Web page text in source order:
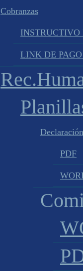
Cobranzas
INSTRUCTIVO
LINK DE
PDF